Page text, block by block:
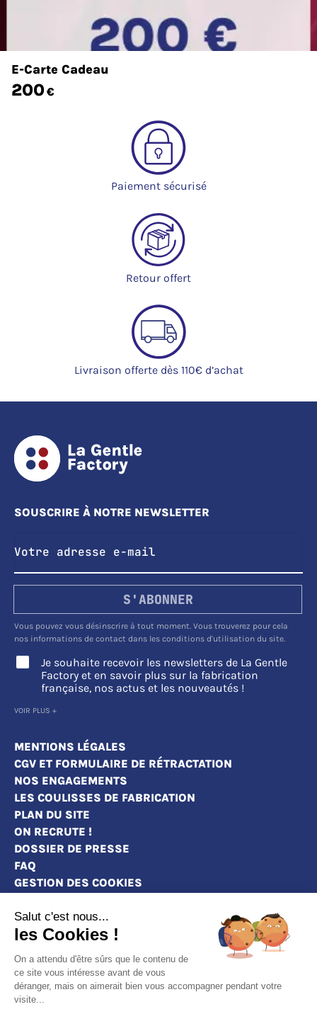
E-Carte Cadeau
200€
Paiement sécurisé
Retour offert
Livraison offerte dès 110€ d’achat
SOUSCRIRE À NOTRE NEWSLETTER
S'ABONNER
Vous pouvez vous désinscrire à tout moment. Vous trouverez pour cela
nos informations de contact dans les conditions d'utilisation du site.
Je souhaite recevoir les newsletters de La Gentle
Factory et en savoir plus sur la fabrication
française, nos actus et les nouveautés !
VOIR PLUS +
MENTIONS LÉGALES
CGV ET FORMULAIRE DE RÉTRACTATION
NOS ENGAGEMENTS
LES COULISSES DE FABRICATION
PLAN DU SITE
ON RECRUTE !
DOSSIER DE PRESSE
FAQ
GESTION DES COOKIES
MAGASINS
CONTACT
DEVENEZ REVENDEURS
MARQUE BLANCHE : PERSONNALISEZ NOS
Salut c'est nous...
les Cookies !
On a attendu d'être sûrs que le contenu de
ce site vous intéresse avant de vous
déranger, mais on aimerait bien vous accompagner pendant votre
visite...